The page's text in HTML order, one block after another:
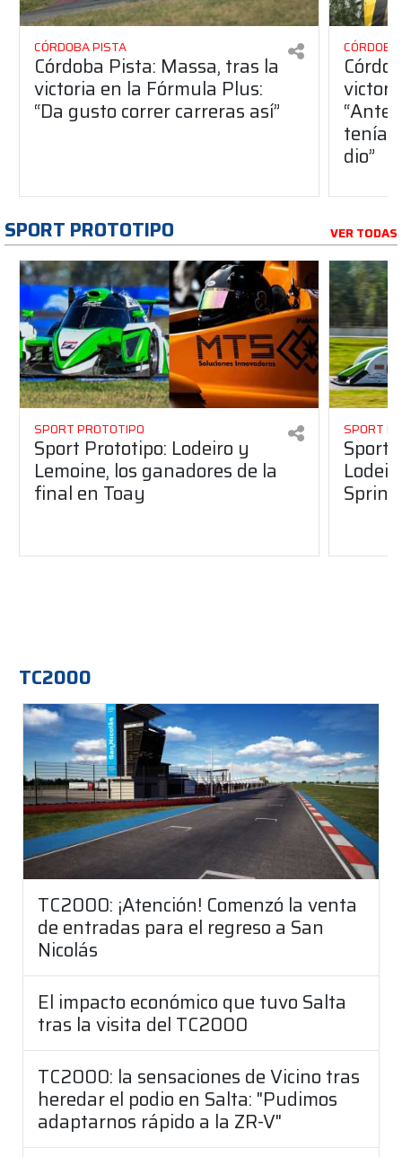
CÓRDOBA PISTA
Córdoba Pista: Massa, tras la
victoria en la Fórmula Plus:
“Da gusto correr carreras así”
dio”
SPORT PROTOTIPO VER TODAS
SPORT PROTOTIPO
Sport Prototipo: Lodeiro y
Lemoine, los ganadores de la
final en Toay
SPORT
Sport
Sprint
TC2000
TC2000: ¡Atención! Comenzó la venta
de entradas para el regreso a San
Nicolás
El impacto económico que tuvo Salta
tras la visita del TC2000
TC2000: la sensaciones de Vicino tras
heredar el podio en Salta: "Pudimos
adaptarnos rápido a la ZR-V"